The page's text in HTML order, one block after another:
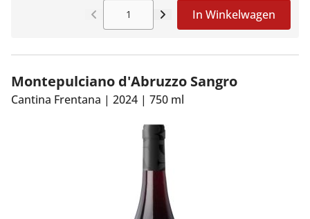
ondergrond. Het aroma is floraal, frisfruitig en delicaat.
We herkennen citruszeste en kruisbes. In de mond
combineren met lichte voorgerechten.
In Winkelwagen
Montepulciano d'Abruzzo Sangro
Cantina Frentana | 2024 | 750 ml